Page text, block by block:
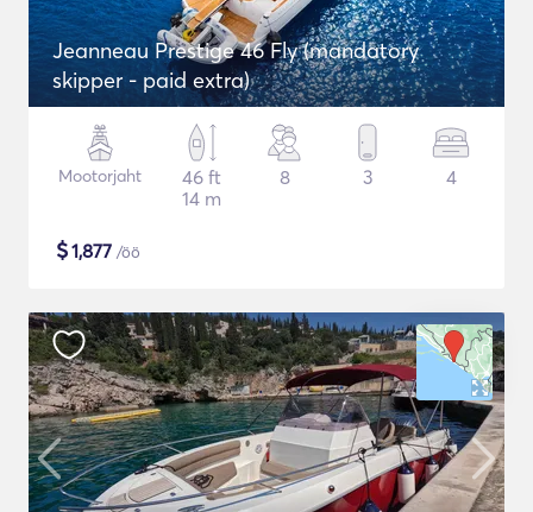
Jeanneau Prestige 46 Fly (mandatory
skipper - paid extra)
Mootorjaht
46 ft
14 m
8 3 4
$1,877 /öö